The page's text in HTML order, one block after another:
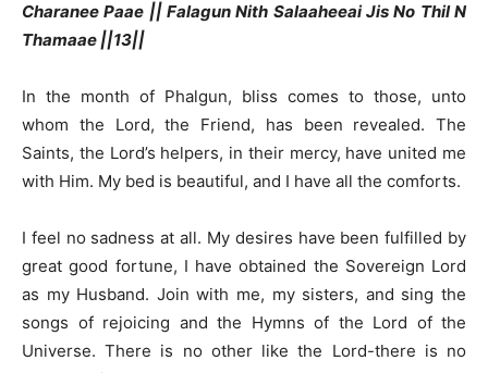
Charanee Paae || Falagun Nith Salaaheeai Jis No Thil N
Thamaae ||13||
In the month of Phalgun, bliss comes to those, unto
whom the Lord, the Friend, has been revealed. The
Saints, the Lord’s helpers, in their mercy, have united me
with Him. My bed is beautiful, and I have all the comforts.
I feel no sadness at all. My desires have been fulfilled by
great good fortune, I have obtained the Sovereign Lord
as my Husband. Join with me, my sisters, and sing the
songs of rejoicing and the Hymns of the Lord of the
Universe. There is no other like the Lord-there is no